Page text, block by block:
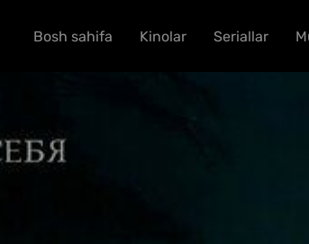
Bosh sahifa Kinolar Seriallar